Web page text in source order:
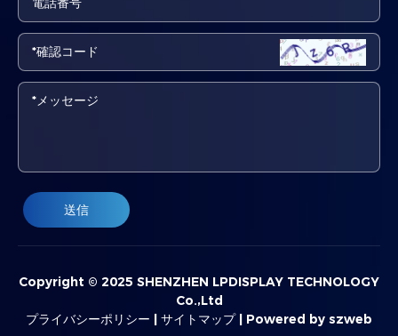
送信
Copyright © 2025 SHENZHEN LPDISPLAY TECHNOLOGY
Co.,Ltd
プライバシーポリシー
サイトマップ| Powered by szweb